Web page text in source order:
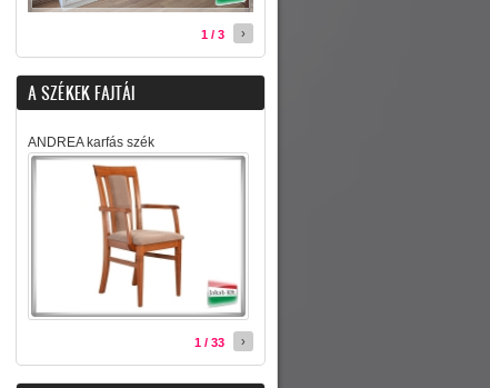
1 / 3 ›
A SZÉKEK FAJTÁI
ANDREA karfás szék
1 / 33 ›